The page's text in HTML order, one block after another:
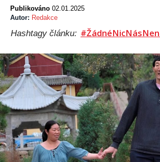
Publikováno 02.01.2025
Autor: Redakce
Hashtagy článku: